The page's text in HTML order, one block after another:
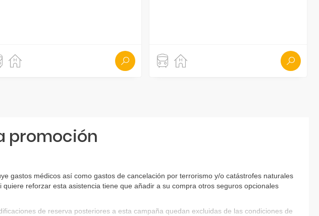
promoción
gastos médicos así como gastos de cancelación por terrorismo y/o catástrofes naturales
reforzar esta asistencia tiene que añadir a su compra otros seguros opcionales
de reserva posteriores a esta campaña quedan excluidas de las condiciones de